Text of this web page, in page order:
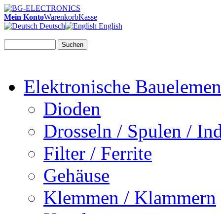
Mein KontoWarenkorbKasse
Deutsch
English
Suchen
Elektronische
Dioden
Drosseln / Spulen /
Filter / Ferrite
Gehäuse
Klemmen / Klammern